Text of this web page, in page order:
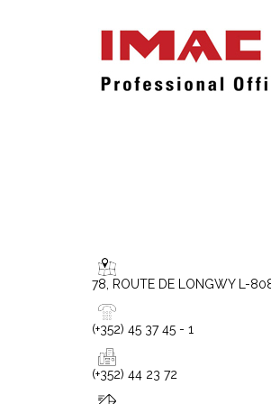
78, ROUTE DE LONGWY L-
(+352) 45 37 45 - 1
(+352) 44 23 72